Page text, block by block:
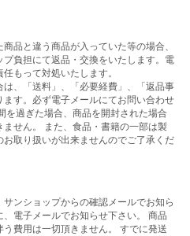
品と違う商品が入っていた等の場合、
負担にて返品・交換をいたします。電
任もって対処いたします。
、「送料」、「必要経費」、「返品事
す。必ず電子メールにてお問い合わせ
を過ぎた場合、商品を開封された場合
せん。 また、食品・書籍の一部は製
取り扱いが出来ませんのでご了承くだ
ンショップからの確認メールでお知ら
電子メールでお知らせ下さい。 商品
費用は一切頂きません。 すでに発送